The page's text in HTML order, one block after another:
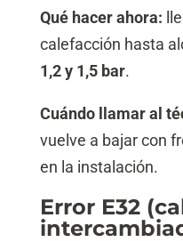
Qué hacer ahora:
calefacción hasta
1,2 y 1,5 bar.
Cuándo llamar al
vuelve a bajar con
en la instalación.
Error E32